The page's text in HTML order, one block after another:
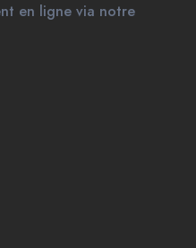
en ligne via notre